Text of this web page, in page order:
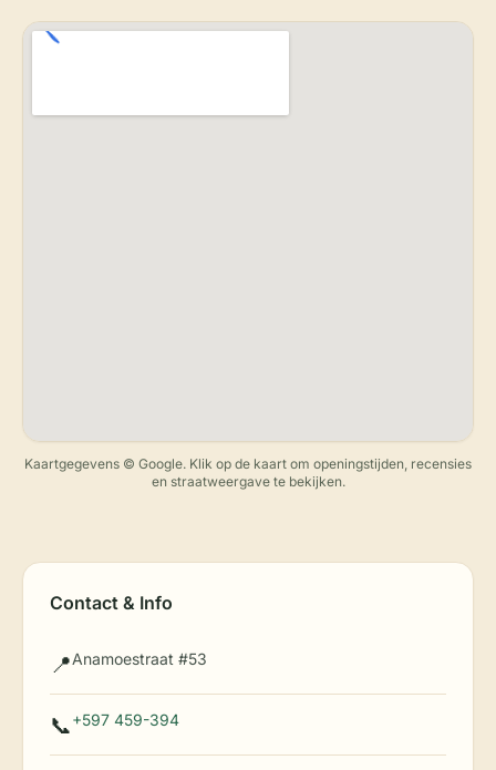
Kaartgegevens © Google. Klik op de kaart om openingstijden, recensies
en straatweergave te bekijken.
Contact & Info
📍Anamoestraat #53
📞+597 459-394